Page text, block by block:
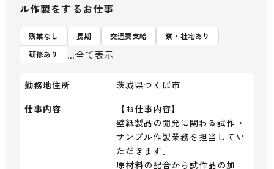
ル作製をするお仕事
残業なし 長期 交通費支給
寮・社宅あり
研修あり
...全て表示
勤務地住所
茨城県つくば市
仕事内容
【お仕事内容】
壁紙製品の開発に関わる試作・
サンプル作製業務を担当してい
ただきます。
原材料の配合から試作品の加